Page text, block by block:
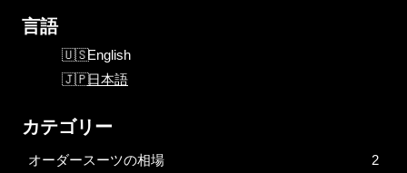
言語
English
日本語
カテゴリー
オーダースーツの相場 2